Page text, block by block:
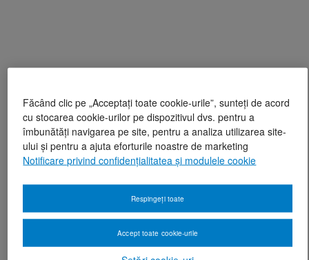
Făcând clic pe „Acceptați toate cookie-urile”, sunteți de acord
cu stocarea cookie-urilor pe dispozitivul dvs. pentru a
îmbunătăți navigarea pe site, pentru a analiza utilizarea site-
ului și pentru a ajuta eforturile noastre de marketing
Notificare privind confidențialitatea și modulele cookie
Respingeți toate
Accept toate cookie-urile